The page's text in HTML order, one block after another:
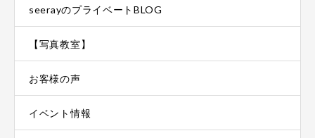
seerayのプライベートBLOG
【写真教室】
お客様の声
イベント情報